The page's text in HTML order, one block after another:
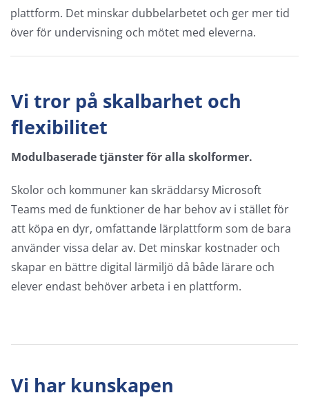
plattform. Det minskar dubbelarbetet och ger mer tid
över för undervisning och mötet med eleverna.
Vi tror på skalbarhet och
flexibilitet
Modulbaserade tjänster för alla skolformer.
Skolor och kommuner kan skräddarsy Microsoft
Teams med de funktioner de har behov av i stället för
att köpa en dyr, omfattande lärplattform som de bara
använder vissa delar av. Det minskar kostnader och
skapar en bättre digital lärmiljö då både lärare och
elever endast behöver arbeta i en plattform.
Vi har kunskapen